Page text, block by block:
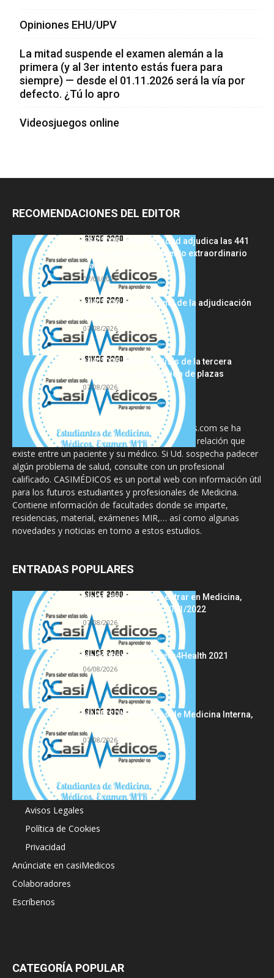
Opiniones EHU/UPV
La mitad suspende el examen alemán a la
primera (y al 3er intento estás fuera para
siempre) — desde el 01.11.2026 será la vía por
defecto. ¿Tú lo apro
Videosjuegos online
RECOMENDACIONES DEL EDITOR
FSE 2025-2026: Sanidad adjudica las 441
plazas del procedimiento extraordinario
tras...
07/08/2026
MIR 2026: análisis final de la adjudicación
de plazas y claves...
07/08/2026
MIR 2025-2026: análisis de la tercera
semana de adjudicación de plazas
07/08/2026
La información proporcionada en CasiMedicos.com se ha
diseñado para complementar, no substituir, la relación que
existe entre un paciente y su médico. Si Ud. sospecha padecer
algún problema de salud, consulte con un profesional
calificado. CASIMÉDICOS es un portal web con información útil
para los futuros estudiantes y profesionales de Medicina.
Contiene información de facultades donde se imparte,
residencias, material, exámenes MIR,… así como algunas
novedades y noticias en torno a estos estudios.
ENTRADAS POPULARES
Notas de corte para entrar en Medicina,
curso 2022/2023 vs 2021/2022
07/08/2026
Hackathon Innomakers4Health 2021
06/08/2026
HARRISON Principios de Medicina Interna,
07/08/2026
Acerca de
Avisos Legales
Política de Cookies
Privacidad
Anúnciate en casiMedicos
Colaboradores
Escríbenos
CATEGORÍA POPULAR